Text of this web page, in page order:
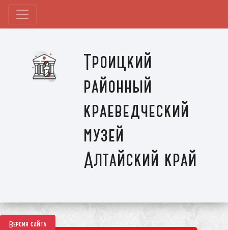
Версия сайта
Троицкий
районный
краеведческий
музей
Алтайский край